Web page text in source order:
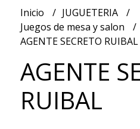
Inicio
JUGUETERIA
Juegos de mesa y salon
AGENTE SECRETO RUIBAL
AGENTE
RUIBAL